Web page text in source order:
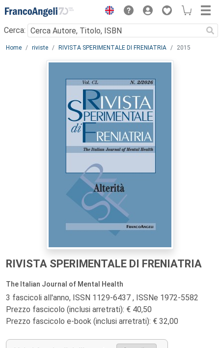
Menu
Cerca:
Main content
Home riviste RIVISTA SPERIMENTALE DI FRENIATRIA 2015
RIVISTA SPERIMENTALE DI FRENIATRIA
The Italian Journal of Mental Health
3 fascicoli all'anno, ISSN 1129-6437 , ISSNe 1972-5582
Prezzo fascicolo (inclusi arretrati): € 40,50
Prezzo fascicolo e-book (inclusi arretrati): € 32,00